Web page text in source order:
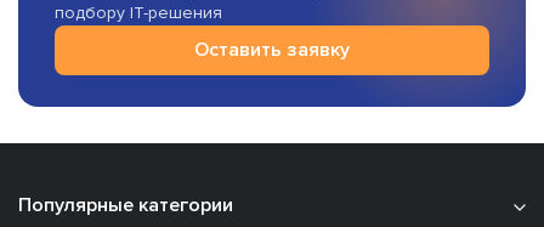
подбору IT-решения
Оставить заявку
Популярные категории